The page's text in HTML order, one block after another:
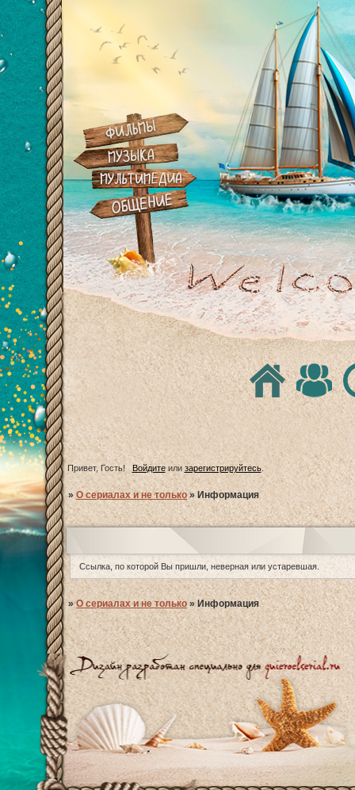
Привет, Гость! Войдитеилизарегистрируйтесь.
»О сериалах и не только »Информация
Ссылка, по которой Вы пришли, неверная или устаревшая.
»О сериалах и не только »Информация